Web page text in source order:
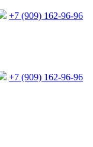
+7 (909) 162-96-96
+7 (909) 162-96-96